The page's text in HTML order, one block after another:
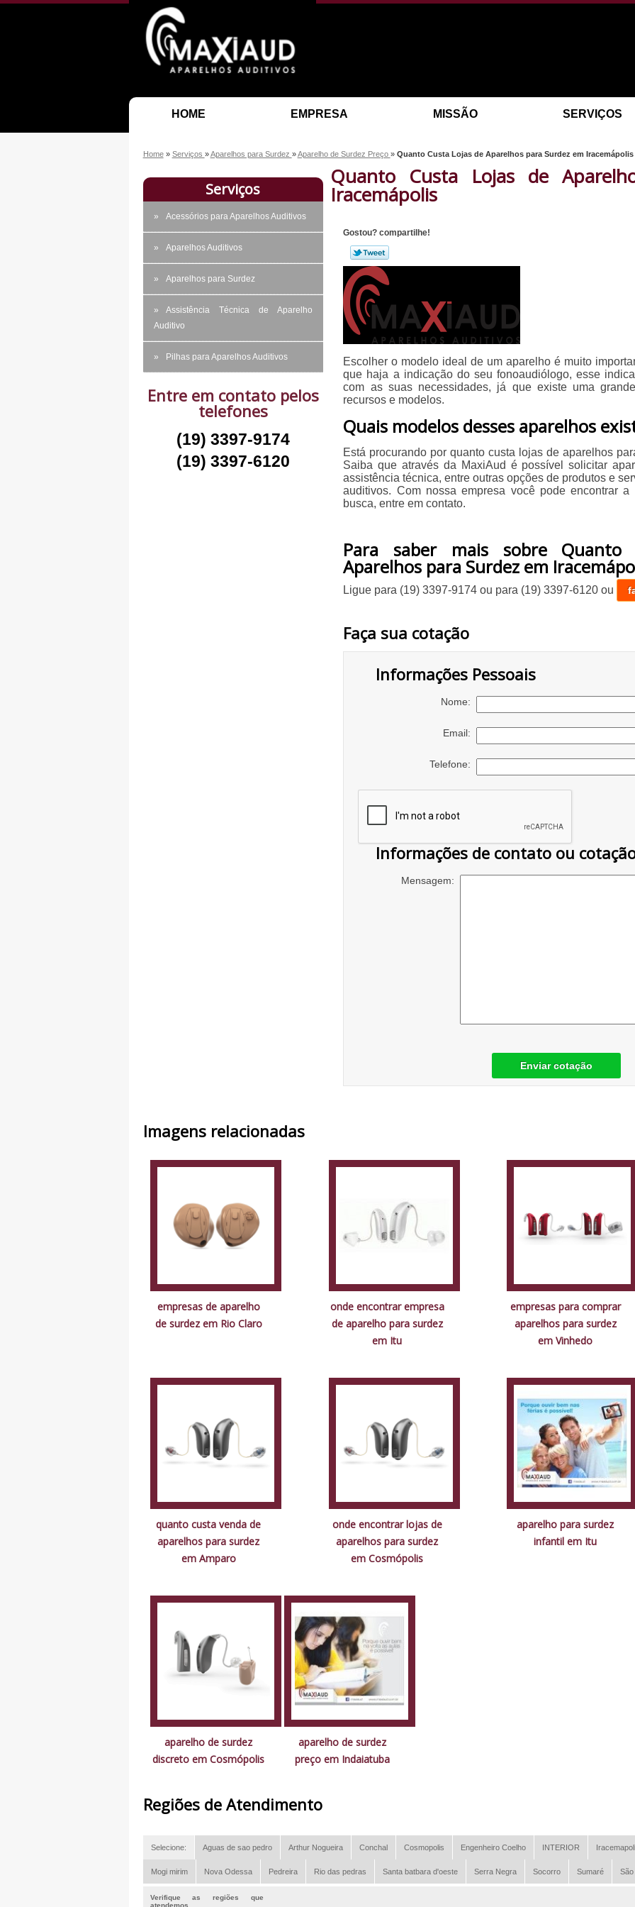
HOME EMPRESA MISSÃO SERVIÇOS
Home » Serviços »Aparelhos para Surdez »Aparelho de Surdez Preço » Quanto Custa Lojas de Aparelhos para Surdez em Iracemápolis
Serviços
Acessórios para Aparelhos Auditivos
Aparelhos Auditivos
Aparelhos para Surdez
Assistência Técnica de Aparelho
Auditivo
Pilhas para Aparelhos Auditivos
Entre em contato pelos
telefones
(19) 3397-9174
(19) 3397-6120
Quanto Custa Lojas de
Iracemápolis
Gostou? compartilhe!
Escolher o modelo ideal de um aparelho é muito
que haja a indicação do seu fonoaudiólogo, esse
com as suas necessidades, já que existe uma
recursos e modelos.
Quais modelos desses aparelhos
Está procurando por quanto custa lojas de aparelhos
Saiba que através da MaxiAud é possível solicitar
assistência técnica, entre outras opções de produtos e
auditivos. Com nossa empresa você pode encontrar
busca, entre em contato.
Para saber mais sobre Quanto
Aparelhos para Surdez em
Ligue para (19) 3397-9174 ou para (19) 3397-6120 ou
Faça sua cotação
Informações Pessoais
Nome:
Email:
Telefone:
Informações de contato ou
Mensagem:
Enviar cotação
Imagens relacionadas
empresas de aparelho
de surdez em Rio Claro
onde encontrar empresa
de aparelho para surdez
em Itu
empresas para comprar
aparelhos para surdez
em Vinhedo
quanto custa venda de
aparelhos para surdez
em Amparo
onde encontrar lojas de
aparelhos para surdez
em Cosmópolis
aparelho para surdez
infantil em Itu
aparelho de surdez
discreto em Cosmópolis
aparelho de surdez
preço em Indaiatuba
Regiões de Atendimento
Selecione: Aguas de sao pedro Arthur Nogueira Conchal Cosmopolis Engenheiro Coelho INTERIOR
Mogi mirim Nova Odessa Pedreira Rio das pedras Santa batbara d'oeste Serra Negra Socorro Sumaré São
Verifique as regiões que
atendemos